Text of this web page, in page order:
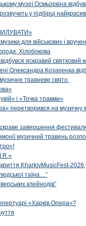
музеї Осмьоркіна
у підбірці
для військових і
Хілобокова
яскравий
Олександра Козаренка
травневе свято
і «Точка травми»
перетворився на музичну
завершення
музичний травень
KharkivMusicFest-2026
таїна…”
клейнодів”
«Харків Опера»?